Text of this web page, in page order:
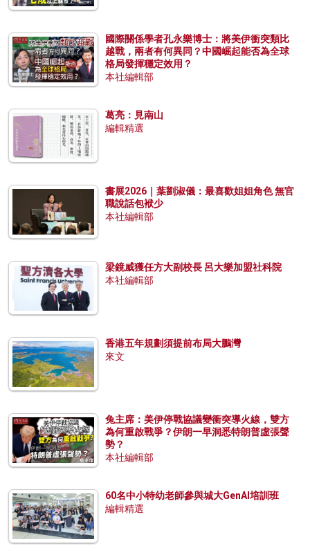
國際關係學者孔永樂博士：將美伊衝突類比
越戰，兩者有何異同？中國崛起能否為全球
格局發揮穩定效用？
本社編輯部
葛亮：見南山
編輯精選
書展2026｜葉劉淑儀：最喜歡姐姐角色 無官
職說話包袱少
本社編輯部
梁鏡威獲任方大副校長 呂大樂加盟社科院
本社編輯部
香港五年規劃須提前布局大鵬灣
來文
兔主席：美伊停戰協議變衝突導火線，雙方
為何重啟戰爭？伊朗一早洞悉特朗普虛張聲
勢？
本社編輯部
60名中小特幼老師參與城大GenAI培訓班
編輯精選